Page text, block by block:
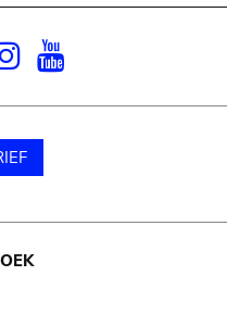
Instagram